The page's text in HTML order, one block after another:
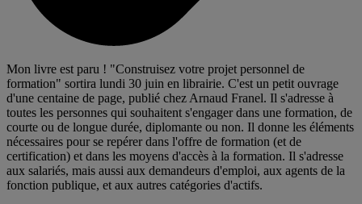
Mon livre est paru ! "Construisez votre projet personnel de
formation" sortira lundi 30 juin en librairie. C'est un petit ouvrage
d'une centaine de page, publié chez Arnaud Franel. Il s'adresse à
toutes les personnes qui souhaitent s'engager dans une formation, de
courte ou de longue durée, diplomante ou non. Il donne les éléments
nécessaires pour se repérer dans l'offre de formation (et de
certification) et dans les moyens d'accès à la formation. Il s'adresse
aux salariés, mais aussi aux demandeurs d'emploi, aux agents de la
fonction publique, et aux autres catégories d'actifs.